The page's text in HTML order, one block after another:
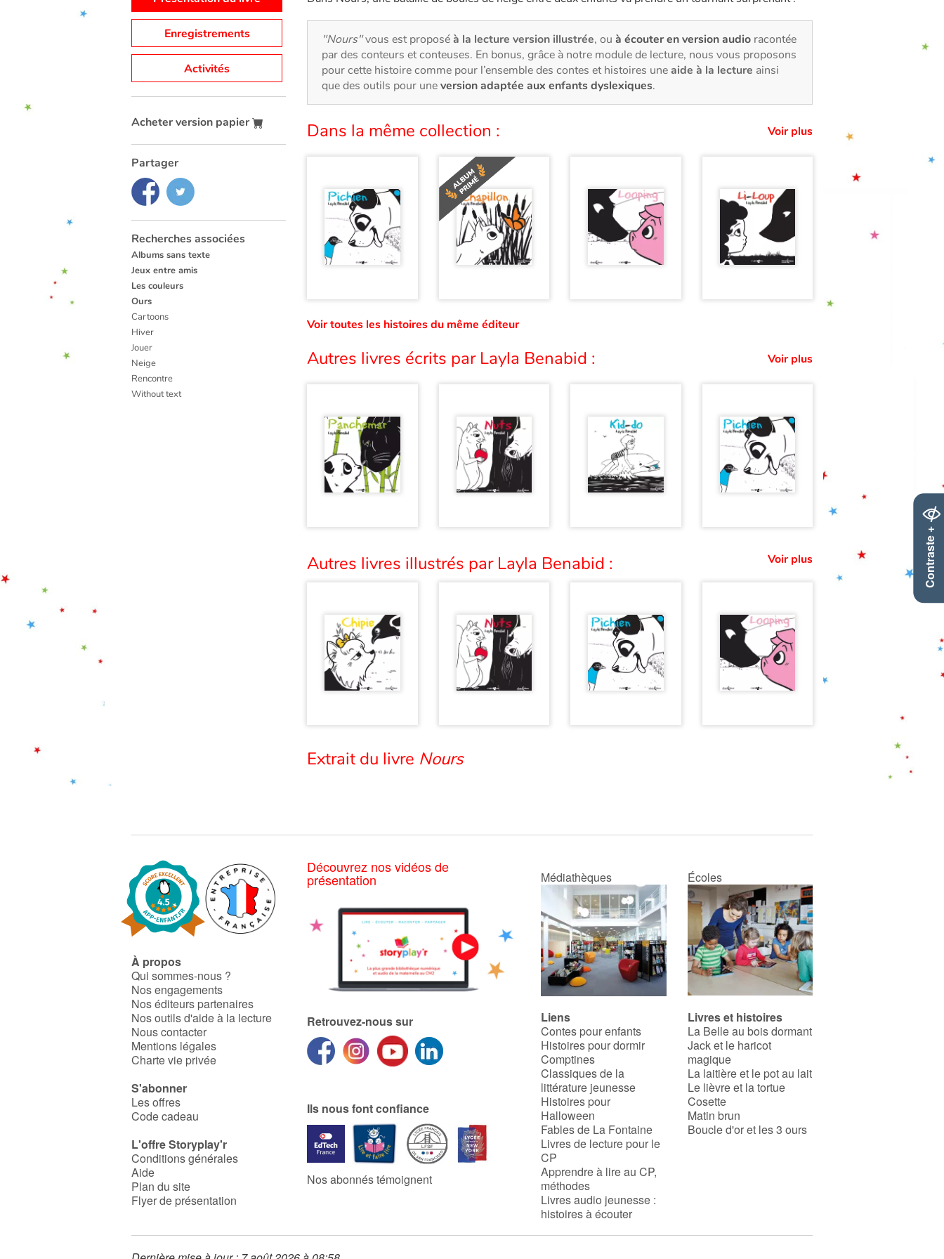
Contraste +
Enregistrements
Activités
Acheter version papier
Partager
Recherches associées
Albums sans texte
Jeux entre amis
Les couleurs
Ours
Cartoons
Hiver
Jouer
Neige
Rencontre
Without text
"Nours"vous est proposéà la lecture version illustrée, ou à écouter en version audio racontée
par des conteurs et conteuses. En bonus, grâce à notre module de lecture, nous vous proposons
pour cette histoire comme pour l’ensemble des contes et histoires uneaide à la lecture ainsi
que des outils pour uneversion adaptée aux enfants dyslexiques.
Dans la même collection : Voir plus
Voir toutes les histoires du même éditeur
Autres livres écrits par Layla Benabid : Voir plus
Autres livres illustrés par Layla Benabid : Voir plus
Extrait du livre Nours
À propos
Qui sommes-nous ?
Nos engagements
Nos éditeurs partenaires
Nos outils d'aide à la lecture
Nous contacter
Mentions légales
Charte vie privée
S'abonner
Les offres
Code cadeau
L'offre Storyplay'r
Conditions générales
Aide
Plan du site
Flyer de présentation
Découvrez nos vidéos de
présentation
Retrouvez-nous sur
Ils nous font confiance
Nos abonnés témoignent
Médiathèques Écoles
Liens
Contes pour enfants
Histoires pour dormir
Comptines
Classiques de la
littérature jeunesse
Histoires pour
Halloween
Fables de La Fontaine
Livres de lecture pour le
CP
Apprendre à lire au CP,
méthodes
Livres audio jeunesse :
histoires à écouter
Livres et histoires
La Belle au bois dormant
Jack et le haricot
magique
La laitière et le pot au lait
Le lièvre et la tortue
Cosette
Matin brun
Boucle d'or et les 3 ours